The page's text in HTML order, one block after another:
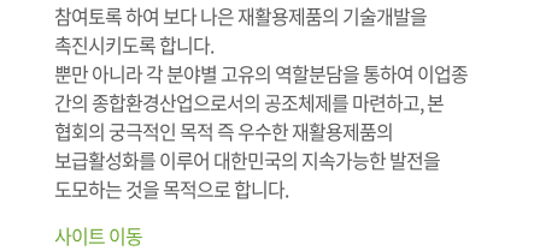
참여토록 하여 보다 나은 재활용제품의 기술개발을
촉진시키도록 합니다.
뿐만 아니라 각 분야별 고유의 역할분담을 통하여 이업종
간의 종합환경산업으로서의 공조체제를 마련하고, 본
협회의 궁극적인 목적 즉 우수한 재활용제품의
보급활성화를 이루어 대한민국의 지속가능한 발전을
도모하는 것을 목적으로 합니다.
사이트 이동